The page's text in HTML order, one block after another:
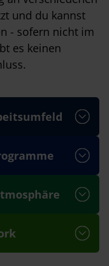
und du kannst
- sofern nicht im
es keinen